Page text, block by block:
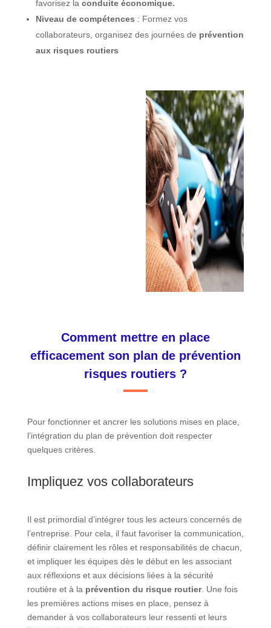
favorisez la conduite économique.
Niveau de compétences : Formez vos
collaborateurs, organisez des journées de prévention
aux risques routiers
Comment mettre en place
efficacement son plan de prévention
risques routiers ?
Pour fonctionner et ancrer les solutions mises en place,
l’intégration du plan de prévention doit respecter
quelques critères.
Impliquez vos collaborateurs
Il est primordial d’intégrer tous les acteurs concernés de
l’entreprise. Pour cela, il faut favoriser la communication,
définir clairement les rôles et responsabilités de chacun,
et impliquer les équipes dès le début en les associant
aux réflexions et aux décisions liées à la sécurité
routière et à la prévention du risque routier. Une fois
les premières actions mises en place, pensez à
demander à vos collaborateurs leur ressenti et leurs